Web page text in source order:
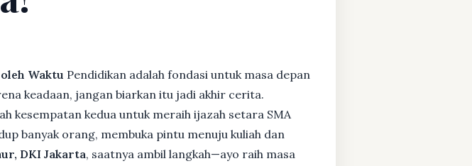
Waktu Pendidikan adalah fondasi untuk masa depan
keadaan, jangan biarkan itu jadi akhir cerita.
kesempatan kedua untuk meraih ijazah setara SMA
banyak orang, membuka pintu menuju kuliah dan
DKI Jakarta, saatnya ambil langkah—ayo raih masa